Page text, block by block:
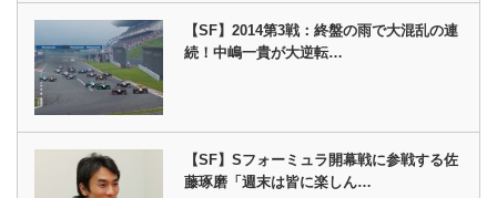
【SF】2014第3戦：終盤の雨で大混乱の連
続！中嶋一貴が大逆転…
【SF】Sフォーミュラ開幕戦に参戦する佐
藤琢磨「週末は皆に楽しん…